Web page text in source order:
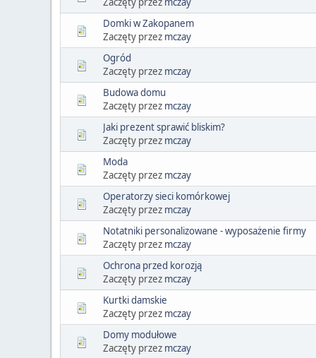
Domki w Zakopanem
Zaczęty przez mczay
Ogród
Zaczęty przez mczay
Budowa domu
Zaczęty przez mczay
Jaki prezent sprawić bliskim?
Zaczęty przez mczay
Moda
Zaczęty przez mczay
Operatorzy sieci komórkowej
Zaczęty przez mczay
Notatniki personalizowane - wyposażenie firmy
Zaczęty przez mczay
Ochrona przed korozją
Zaczęty przez mczay
Kurtki damskie
Zaczęty przez mczay
Domy modułowe
Zaczęty przez mczay